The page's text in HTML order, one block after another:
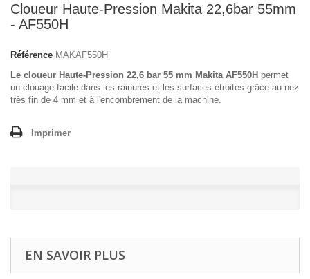
Cloueur Haute-Pression Makita 22,6bar 55mm
- AF550H
Référence MAKAF550H
Le cloueur Haute-Pression 22,6 bar 55 mm Makita AF550H permet
un clouage facile dans les rainures et les surfaces étroites grâce au nez
très fin de 4 mm et à l'encombrement de la machine.
Imprimer
EN SAVOIR PLUS